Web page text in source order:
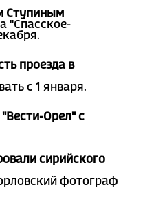
Ступиным
"Спасское-
проезда в
с 1 января.
Орел" с
сирийского
фотограф